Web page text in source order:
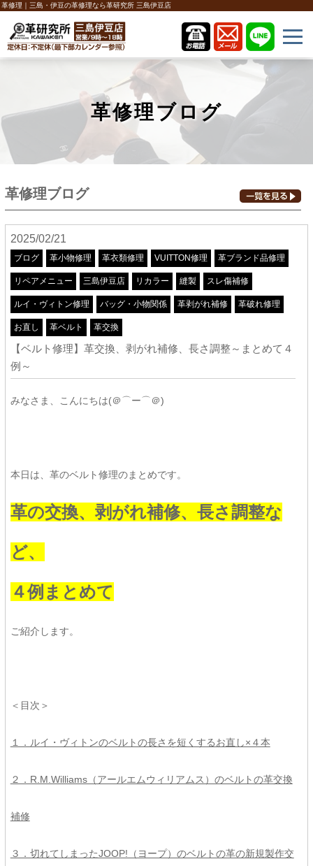
革修理｜三島・伊豆の革修理なら革研究所 三島伊豆店
革修理ブログ
革修理ブログ
2025/02/21
ブログ 革小物修理 革衣類修理 VUITTON修理 革ブランド品修理
リペアメニュー 三島伊豆店 リカラー 縫製 スレ傷補修
ルイ・ヴィトン修理 バッグ・小物関係 革剥がれ補修 革破れ修理
お直し 革ベルト 革交換
【ベルト修理】革交換、剥がれ補修、長さ調整～まとめて４
例～
みなさま、こんにちは(＠⌒ー⌒＠)
本日は、革のベルト修理のまとめです。
革の交換、剥がれ補修、長さ調整な
ど、
４例まとめて
ご紹介します。
＜目次＞
１．ルイ・ヴィトンのベルトの長さを短くするお直し×４本
２．R.M.Williams（アールエムウィリアムス）のベルトの革交換
補修
３．切れてしまったJOOP!（ヨープ）のベルトの革の新規製作交